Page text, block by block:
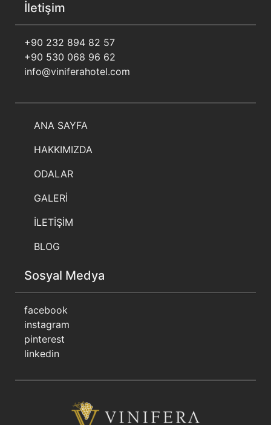
İletişim
+90 232 894 82 57
+90 530 068 96 62
info@viniferahotel.com
ANA SAYFA
HAKKIMIZDA
ODALAR
GALERİ
İLETİŞİM
BLOG
Sosyal Medya
facebook
instagram
pinterest
linkedin